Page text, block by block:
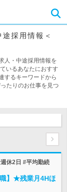
採用情報＜
人・中途採用情報を
いるあなたにおすす
するキーワードから
たりのお仕事を見つ
休2日 #平均勤続
】★残業月4Hほ